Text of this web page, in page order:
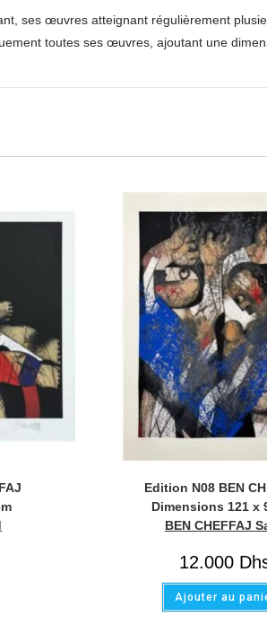
ses œuvres atteignant régulièrement
toutes ses œuvres, ajoutant une
Edition N08 BEN
Dimensions 121 x
BEN CHEFFAJ
12.000
Ajouter au